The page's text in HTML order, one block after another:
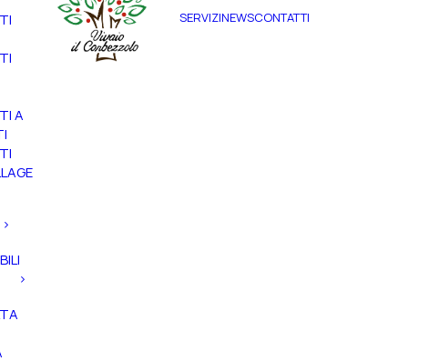
A
SERVIZINEWSCONTATTI